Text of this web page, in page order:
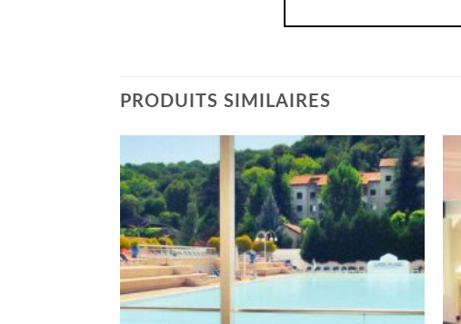
PRODUITS SIMILAIRES